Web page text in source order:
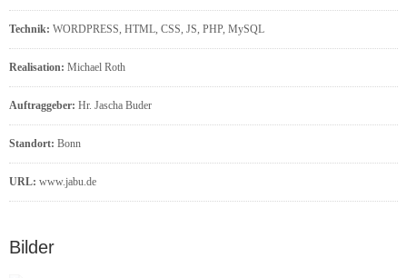
Technik: WORDPRESS, HTML, CSS, JS, PHP, MySQL
Realisation: Michael Roth
Auftraggeber: Hr. Jascha Buder
Standort: Bonn
URL: www.jabu.de
Bilder